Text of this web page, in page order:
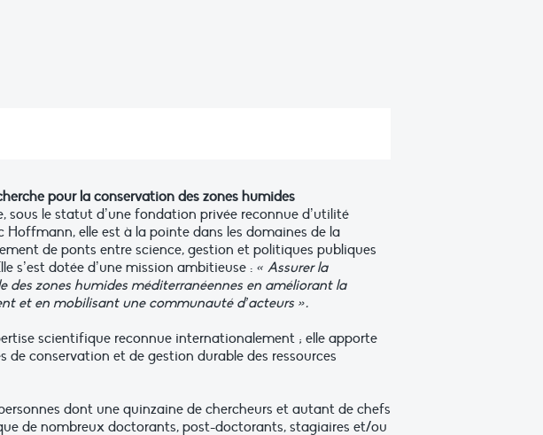
pour la conservation des zones humides
sous le statut d’une fondation privée reconnue d’utilité
Hoffmann, elle est à la pointe dans les domaines de la
de ponts entre science, gestion et politiques publiques
s’est dotée d’une mission ambitieuse : « Assurer la
des zones humides méditerranéennes en améliorant la
et en mobilisant une communauté d’acteurs ».
scientifique reconnue internationalement ; elle apporte
de conservation et de gestion durable des ressources
dont une quinzaine de chercheurs et autant de chefs
de nombreux doctorants, post-doctorants, stagiaires et/ou